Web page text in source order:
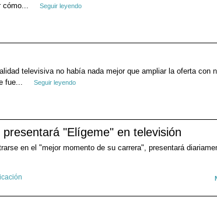
cómo...
Seguir leyendo
televisiva no había nada mejor que ampliar la oferta con
fue...
Seguir leyendo
"Elígeme" en televisión
en el "mejor momento de su carrera", presentará